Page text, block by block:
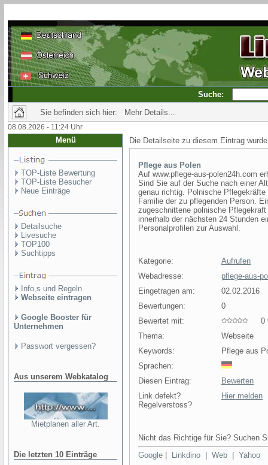
Suche:
Sie befinden sich hier: Mehr Details...
08.08.2026 - 11:24 Uhr
Menü
TOP-Liste Bewertung
TOP-Liste Besucher
Neue Einträge
Detailsuche
Livesuche
TOP100
Suchtipps
Info,s und Regeln
Webseite eintragen
Google Booster für
Unternehmen
Passwort vergessen?
Aus unserem Webkatalog
Mietplanen aller Art.
Die letzten 10 Einträge
Die Detailseite zu diesem Eintrag
Pflege aus Polen
Auf www.pflege-aus-polen24h.com
Sind Sie auf der Suche nach einer
genau richtig. Polnische
Familie der zu pflegenden Person.
zugeschnittene polnische
innerhalb der nächsten 24 Stunden
Personalprofilen zur Auswahl.
Kategorie:
Aufrufen
Webadresse:
pflege-aus-
Eingetragen am:
02.02.2016
Bewertungen:
0
Bewertet mit:
0
Thema:
Webseite
Keywords:
Pflege aus
Sprachen:
Diesen Eintrag:
Bewerten
Link defekt?
Regelverstoss?
Hier melden
Nicht das Richtige für Sie? Suchen
Google
Linkdino Web Yahoo